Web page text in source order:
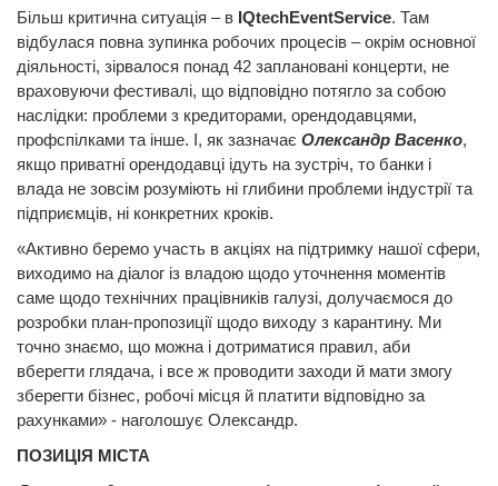
Більш критична ситуація – в IQtechEventService. Там
відбулася повна зупинка робочих процесів – окрім основної
діяльності, зірвалося понад 42 заплановані концерти, не
враховуючи фестивалі, що відповідно потягло за собою
наслідки: проблеми з кредиторами, орендодавцями,
профспілками та інше. І, як зазначає Олександр Васенко,
якщо приватні орендодавці ідуть на зустріч, то банки і
влада не зовсім розуміють ні глибини проблеми індустрії та
підприємців, ні конкретних кроків.
«Активно беремо участь в акціях на підтримку нашої сфери,
виходимо на діалог із владою щодо уточнення моментів
саме щодо технічних працівників галузі, долучаємося до
розробки план-пропозиції щодо виходу з карантину. Ми
точно знаємо, що можна і дотриматися правил, аби
вберегти глядача, і все ж проводити заходи й мати змогу
зберегти бізнес, робочі місця й платити відповідно за
рахунками» - наголошує Олександр.
ПОЗИЦІЯ МІСТА